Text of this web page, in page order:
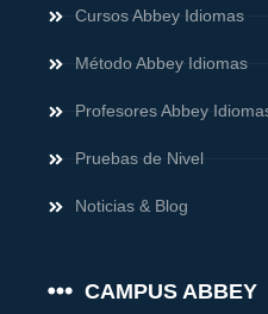
Cursos Abbey Idiomas
Método Abbey Idiomas
Profesores Abbey
Pruebas de Nivel
Noticias & Blog
CAMPUS ABBEY